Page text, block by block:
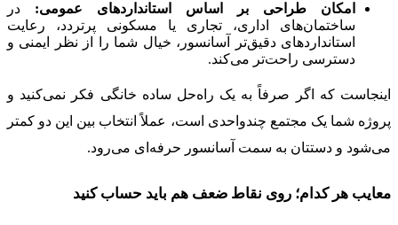
امکان طراحی بر اساس استانداردهای عمومی: در
ساختمان‌های اداری، تجاری یا مسکونی پرتردد، رعایت
استانداردهای دقیق‌تر آسانسور، خیال شما را از نظر ایمنی و
دسترسی راحت‌تر می‌کند.
اینجاست که اگر صرفاً به یک راه‌حل ساده خانگی فکر نمی‌کنید و
پروژه شما یک مجتمع چندواحدی است، عملاً انتخاب بین این دو کمتر
می‌شود و دستتان به سمت آسانسور حرفه‌ای می‌رود.
معایب هر کدام؛ روی نقاط ضعف هم باید حساب کنید